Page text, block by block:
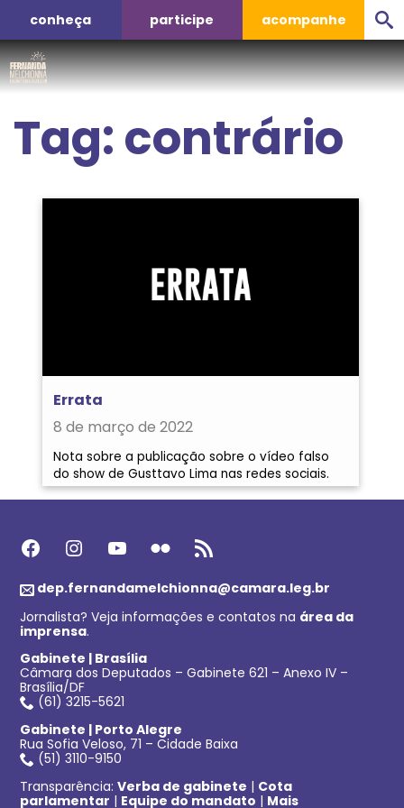
conheça participe acompanhe
Tag:contrário
Errata
8 de março de 2022
Nota sobre a publicação sobre o vídeo falso
do show de Gusttavo Lima nas redes sociais.
Facebook Instagram Youtube Flickr Feed RSS
dep.fernandamelchionna@camara.leg.br
Jornalista? Veja informações e contatos na área da
imprensa.
Gabinete | Brasília
Câmara dos Deputados – Gabinete 621 – Anexo IV –
Brasília/DF
(61) 3215-5621
Gabinete | Porto Alegre
Rua Sofia Veloso, 71 – Cidade Baixa
(51) 3110-9150
Transparência:Verba de gabinete | Cota
parlamentar | Equipe do mandato | Mais